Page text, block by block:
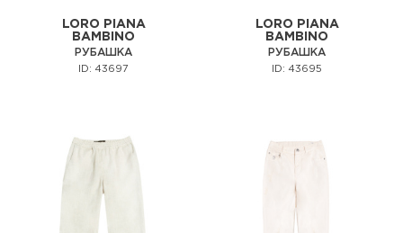
LORO PIANA
BAMBINO
РУБАШКА
ID: 43697
LORO PIANA
BAMBINO
РУБАШКА
ID: 43695